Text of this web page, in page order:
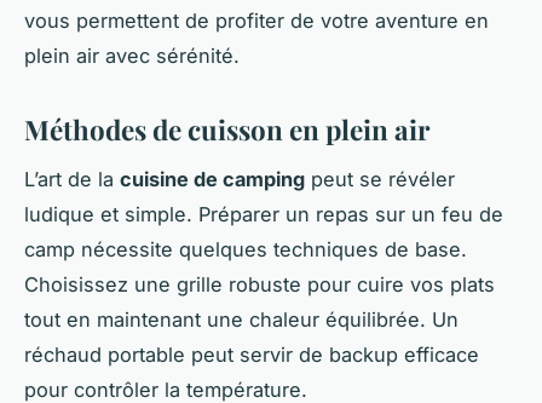
vous permettent de profiter de votre aventure en
plein air avec sérénité.
Méthodes de cuisson en plein air
L’art de la cuisine de camping peut se révéler
ludique et simple. Préparer un repas sur un feu de
camp nécessite quelques techniques de base.
Choisissez une grille robuste pour cuire vos plats
tout en maintenant une chaleur équilibrée. Un
réchaud portable peut servir de backup efficace
pour contrôler la température.